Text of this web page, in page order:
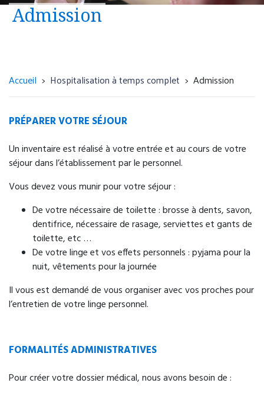
Urgence psychiatrique avec présomption
d’hospitalisation, sans nécessité d'une prise en
4 rue Paul Eluard
76300 Sotteville-lès-Rouen
02 32 95 18 33
Accueil 24h/24.
Dispositif de régulation des urgences
psychiatriques via le 15 (Samu) ou 116 117
(médecine générale de garde).
Orientation vers une prise en charge
orientation adaptée.
Admission
Accueil Hospitalisation à temps complet Admission
PRÉPARER VOTRE SÉJOUR
Un inventaire est réalisé à votre entrée et au cours de votre
séjour dans l’établissement par le personnel.
Vous devez vous munir pour votre séjour :
De votre nécessaire de toilette : brosse à dents, savon,
dentifrice, nécessaire de rasage, serviettes et gants de
toilette, etc …
De votre linge et vos effets personnels : pyjama pour la
nuit, vêtements pour la journée
Il vous est demandé de vous organiser avec vos proches pour
l’entretien de votre linge personnel.
FORMALITÉS ADMINISTRATIVES
Pour créer votre dossier médical, nous avons besoin de :